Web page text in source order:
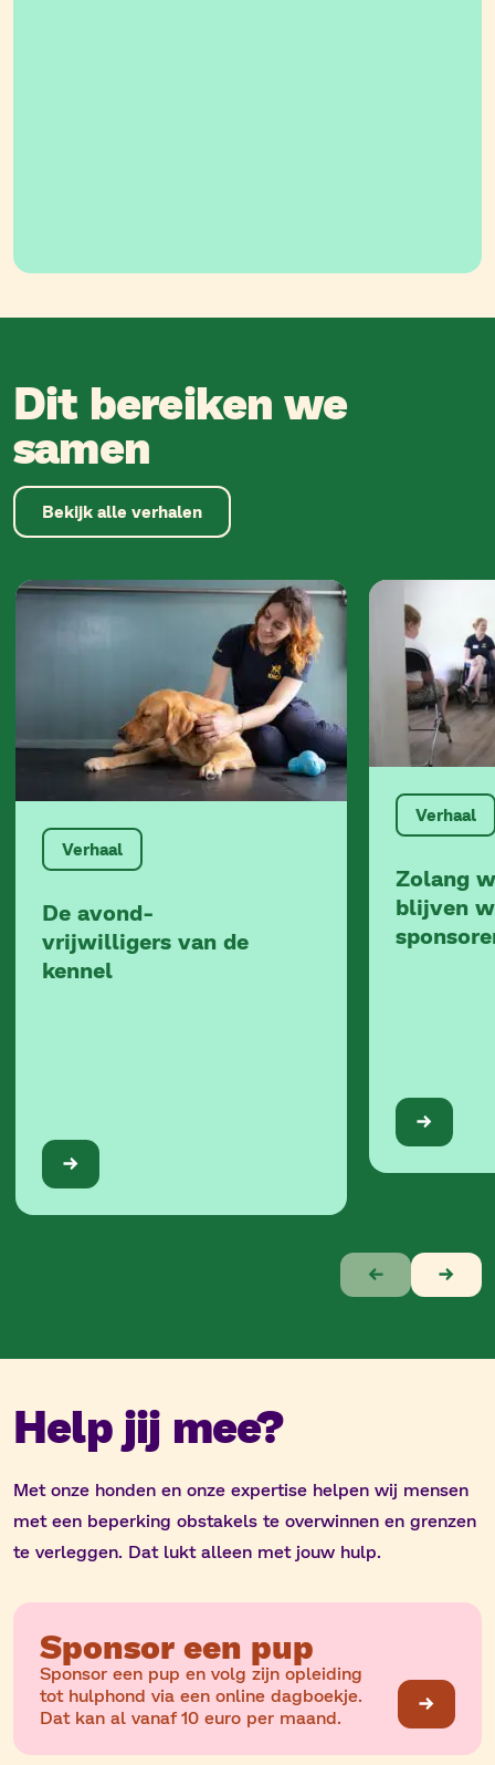
Dit bereiken we
samen
Bekijk alle verhalen
Verhaal
De avond-
vrijwilligers van de
kennel
Verhaal
Zolang
blijven
Help jij mee?
Met onze honden en onze expertise helpen wij mensen
met een beperking obstakels te overwinnen en grenzen
te verleggen. Dat lukt alleen met jouw hulp.
Sponsor een pup
Sponsor een pup en volg zijn opleiding
tot hulphond via een online dagboekje.
Dat kan al vanaf 10 euro per maand.